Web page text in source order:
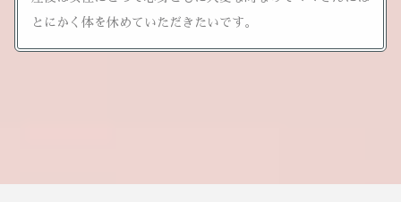
とにかく体を休めていただきたいです。